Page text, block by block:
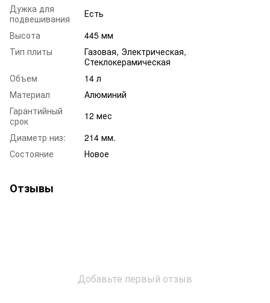
Дужка для
подвешивания
Есть
Высота
445 мм
Тип плиты
Газовая, Электрическая,
Стеклокерамическая
Объем
14 л
Материал
Алюминий
Гарантийный
срок
12 мес
Диаметр низ:
214 мм.
Состояние
Новое
Отзывы
Добавьте первый отзыв